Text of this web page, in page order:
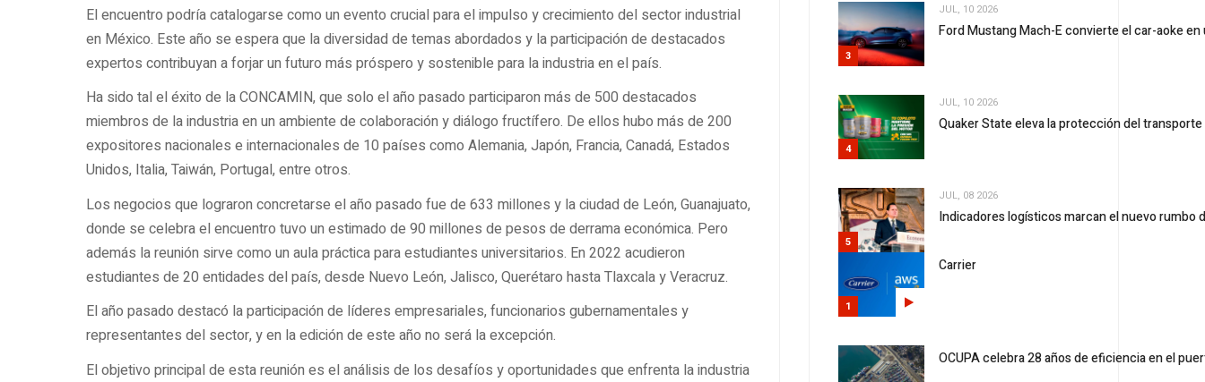
El encuentro podría catalogarse como un evento crucial para el impulso y crecimiento del sector industrial
en México. Este año se espera que la diversidad de temas abordados y la participación de destacados
expertos contribuyan a forjar un futuro más próspero y sostenible para la industria en el país.
Ha sido tal el éxito de la CONCAMIN, que solo el año pasado participaron más de 500 destacados
miembros de la industria en un ambiente de colaboración y diálogo fructífero. De ellos hubo más de 200
expositores nacionales e internacionales de 10 países como Alemania, Japón, Francia, Canadá, Estados
Unidos, Italia, Taiwán, Portugal, entre otros.
Los negocios que lograron concretarse el año pasado fue de 633 millones y la ciudad de León, Guanajuato,
donde se celebra el encuentro tuvo un estimado de 90 millones de pesos de derrama económica. Pero
además la reunión sirve como un aula práctica para estudiantes universitarios. En 2022 acudieron
estudiantes de 20 entidades del país, desde Nuevo León, Jalisco, Querétaro hasta Tlaxcala y Veracruz.
El año pasado destacó la participación de líderes empresariales, funcionarios gubernamentales y
representantes del sector, y en la edición de este año no será la excepción.
El objetivo principal de esta reunión es el análisis de los desafíos y oportunidades que enfrenta la industria
3
JUL, 10 2026
Ford Mustang Mach-E convierte el car-aoke
4
JUL, 10 2026
Quaker State eleva la protección del
5
JUL, 08 2026
Indicadores logísticos marcan el nuevo rumbo
1
Carrier
OCUPA celebra 28 años de eficiencia en el